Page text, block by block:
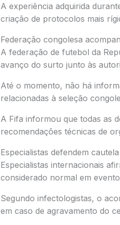
A experiência adquirida
criação de protocolos mais
Federação congolesa
A federação de futebol da
avanço do surto junto às
Até o momento, não há
relacionadas à seleção
A Fifa informou que todas as
recomendações técnicas de
Especialistas defendem
Especialistas internacionais
considerado normal em
Segundo infectologistas, o
em caso de agravamento do